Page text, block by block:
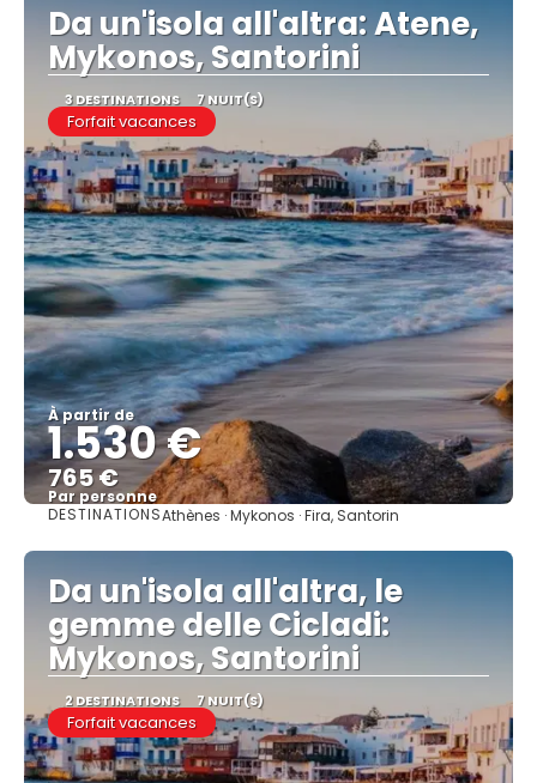
Da un'isola all'altra: Atene,
Mykonos, Santorini
3 DESTINATIONS 7 NUIT(S)
Forfait vacances
À partir de
1.530 €
765 €
Par personne
Afficher
DESTINATIONSAthènes · Mykonos · Fira, Santorin
Da un'isola all'altra, le
gemme delle Cicladi:
Mykonos, Santorini
2 DESTINATIONS 7 NUIT(S)
Forfait vacances